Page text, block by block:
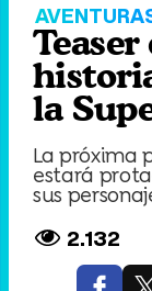
la
La próxima
estará
sus
2.132